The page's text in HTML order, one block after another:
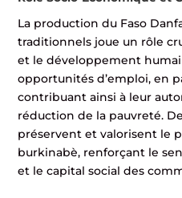
La production du Faso
traditionnels joue un rôle
et le développement
opportunités d’emploi, en
contribuant ainsi à leur
réduction de la pauvreté.
préservent et valorisent le
burkinabè, renforçant le
et le capital social des